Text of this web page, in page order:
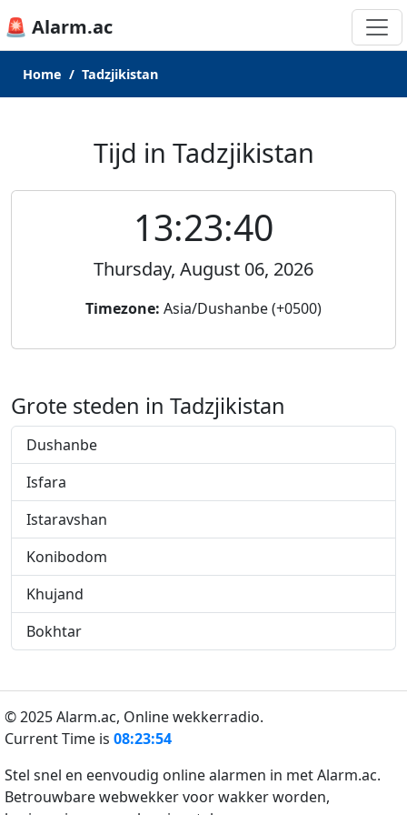
🚨 Alarm.ac
Home Tadzjikistan
Tijd in Tadzjikistan
13:23:40
Thursday, August 06, 2026
Timezone: Asia/Dushanbe (+0500)
Grote steden in Tadzjikistan
Dushanbe
Isfara
Istaravshan
Konibodom
Khujand
Bokhtar
© 2025 Alarm.ac, Online wekkerradio.
Current Time is 08:23:54
Stel snel en eenvoudig online alarmen in met Alarm.ac.
Betrouwbare webwekker voor wakker worden,